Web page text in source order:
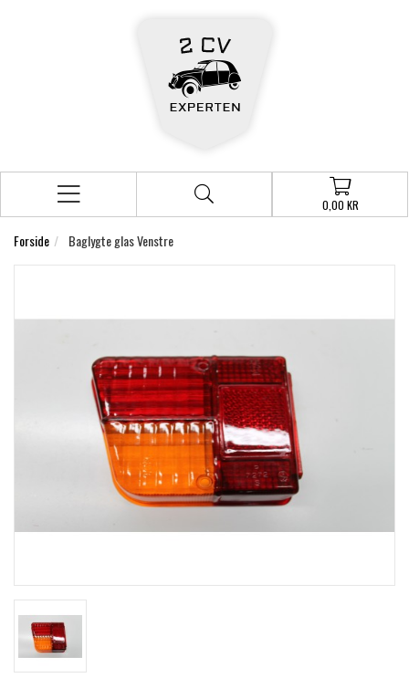
0,00 KR
Forside Baglygte glas Venstre